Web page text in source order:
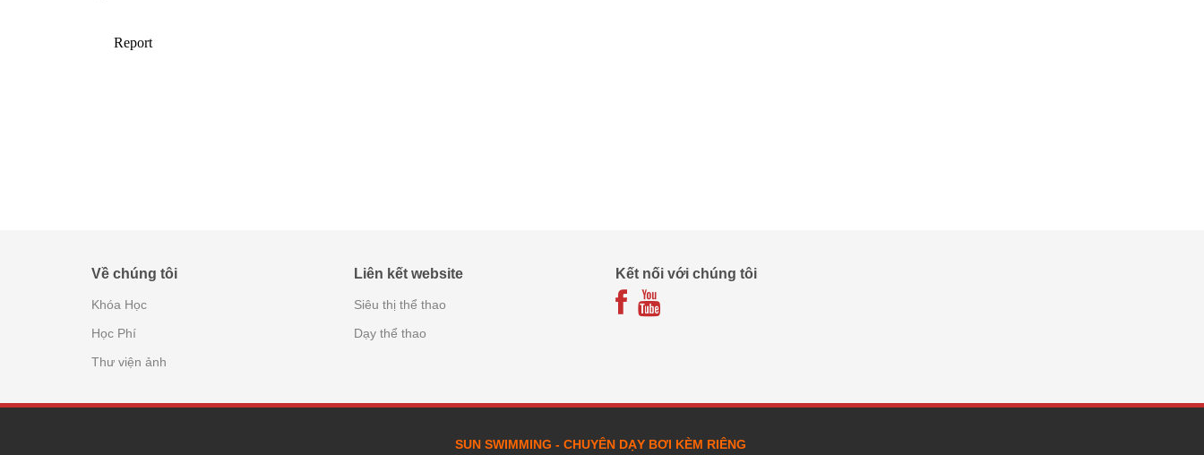
Về chúng tôi
Khóa Học
Học Phí
Thư viện ảnh
Liên kết website
Siêu thị thể thao
Dạy thể thao
Kết nối với chúng tôi
SUN SWIMMING - CHUYÊN DẠY BƠI KÈM RIÊNG